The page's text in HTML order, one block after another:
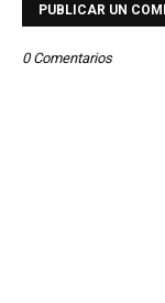
PUBLICAR UN
0 Comentarios